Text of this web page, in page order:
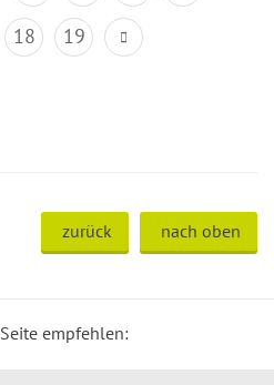
18 19
zurück nach oben
Seite empfehlen: